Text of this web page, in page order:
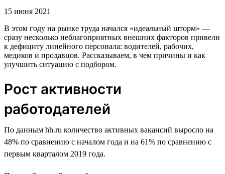
15 июня 2021
В этом году на рынке труда начался «идеальный шторм» —
сразу несколько неблагоприятных внешних факторов привели
к дефициту линейного персонала: водителей, рабочих,
медиков и продавцов. Рассказываем, в чем причины и как
улучшить ситуацию с подбором.
Рост активности
работодателей
По данным hh.ru количество активных вакансий выросло на
48% по сравнению с началом года и на 61% по сравнению с
первым кварталом 2019 года.